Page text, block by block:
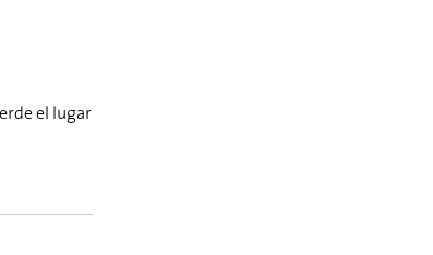
el lugar